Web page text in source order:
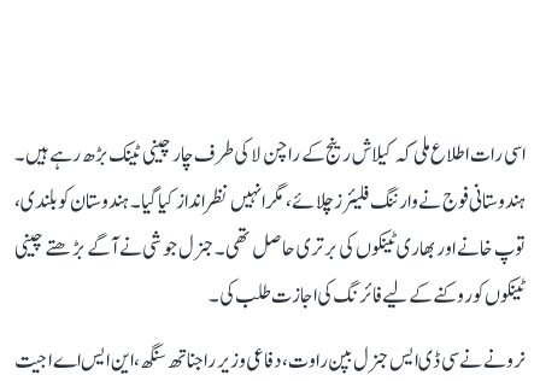
اسی رات اطلاع ملی کہ کیلاش رینج کے راچن لا کی طرف چار چینی ٹینک بڑھ رہے ہیں۔
ہندوستانی فوج نے وارننگ فلیئرز چلائے، مگر انہیں نظر انداز کیا گیا۔ ہندوستان کو بلندی،
توپ خانے اور بھاری ٹینکوں کی برتری حاصل تھی۔ جنرل جوشی نے آگے بڑھتے چینی
ٹینکوں کو روکنے کے لیے فائرنگ کی اجازت طلب کی۔
نرونے نے سی ڈی ایس جنرل بپن راوت، دفاعی وزیر راجناتھ سنگھ، این ایس اے اجیت